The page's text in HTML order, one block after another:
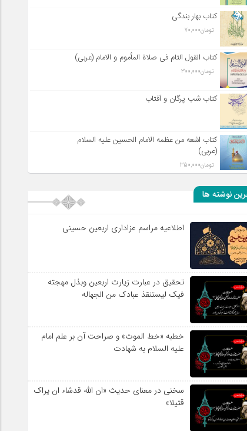
کتاب بهار بندگی
تومان70,000
کتاب القول التام فی صلاة المأموم و الامام (عربی)
تومان300,000
کتاب شب پرگان و آفتاب
کتاب اشعه من عظمه الامام الحسین علیه السلام
(عربی)
تومان350,000
نوشته ها
اطلاعیه مراسم عزاداری اربعین حسینی
تحقیق در عبارت زیارت اربعین وبذل مهجته
فیک لیستنقذ عبادک من الجهاله
خطبه «خط الموت» و صراحت آن بر علم امام
علیه السلام به شهادت
سخنی در معنای حدیث «ان الله قدشاء ان یراک
قتیلا»